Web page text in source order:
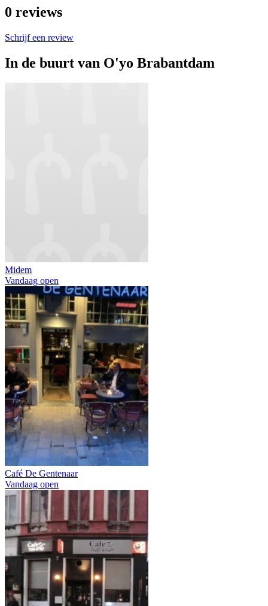
0 reviews
Schrijf een review
In de buurt van O'yo Brabantdam
Midem
Vandaag open
Café De Gentenaar
Vandaag open